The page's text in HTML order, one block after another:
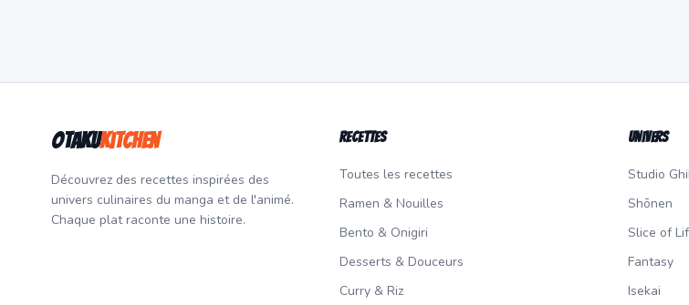
OtakuKitchen
Découvrez des recettes inspirées des
univers culinaires du manga et de l'animé.
Chaque plat raconte une histoire.
Recettes
Toutes les recettes
Ramen & Nouilles
Bento & Onigiri
Desserts & Douceurs
Curry & Riz
Univers
Studio
Shōnen
Slice of
Fantasy
Isekai